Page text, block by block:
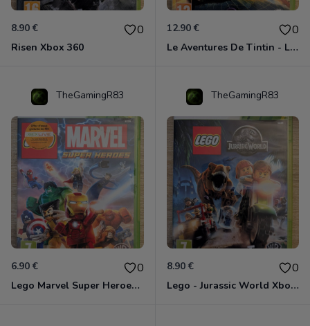
8.90 € 0
Risen Xbox 360
12.90 € 0
Le Aventures De Tintin - Le Secret De La Licorne Xbox 360
TheGamingR83
6.90 € 0
Lego Marvel Super Heroes Xbox 360
TheGamingR83
8.90 € 0
Lego - Jurassic World Xbox 360